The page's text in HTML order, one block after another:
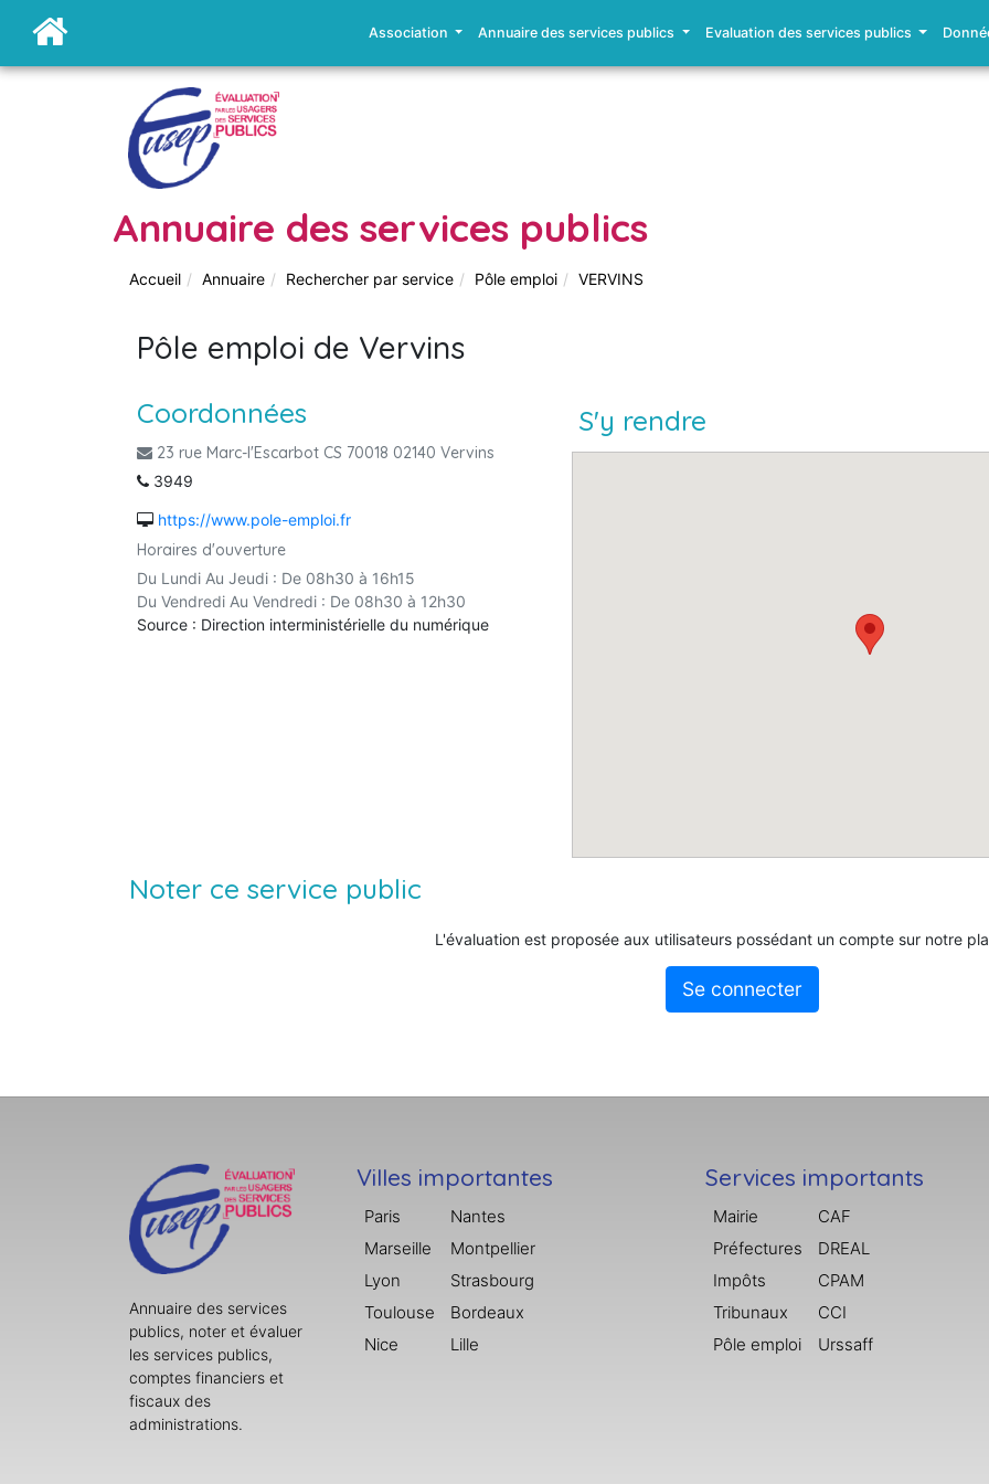
Association Annuaire des services publics Evaluation des services publics
Annuaire des services publics
Accueil Annuaire Rechercher par service Pôle emploi VERVINS
Pôle emploi de Vervins
Coordonnées
23 rue Marc-l'Escarbot CS 70018 02140 Vervins
3949
https://www.pole-emploi.fr
Horaires d'ouverture
Du Lundi Au Jeudi : De 08h30 à 16h15
Du Vendredi Au Vendredi : De 08h30 à 12h30
Source : Direction interministérielle du numérique
S'y rendre
Noter ce service public
L'évaluation est proposée aux utilisateurs possédant un compte sur notre
Se connecter
Annuaire des services
publics, noter et évaluer
les services publics,
comptes financiers et
fiscaux des
administrations.
Villes importantes
Paris
Marseille
Lyon
Toulouse
Nice
Nantes
Montpellier
Strasbourg
Bordeaux
Lille
Services importants
Mairie
Préfectures
Impôts
Tribunaux
Pôle emploi
CAF
DREAL
CPAM
CCI
Urssaff